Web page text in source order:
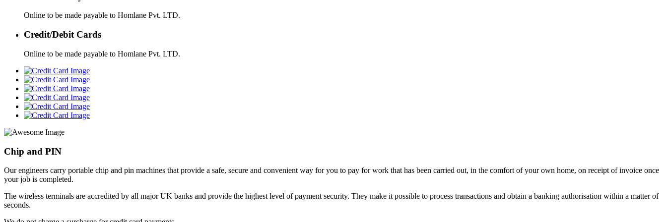
Online to be made payable to Homlane Pvt. LTD.
Credit/Debit Cards
Online to be made payable to Homlane Pvt. LTD.
Chip and PIN
Our engineers carry portable chip and pin machines that provide a safe, secure and convenient way for you to pay for work that has been carried out, in the comfort of your own home, on receipt of invoice once
your job is completed.
The wireless terminals are accredited by all major UK banks and provide the highest level of payment security. They make it possible to process transactions and obtain a banking authorisation within a matter of
seconds.